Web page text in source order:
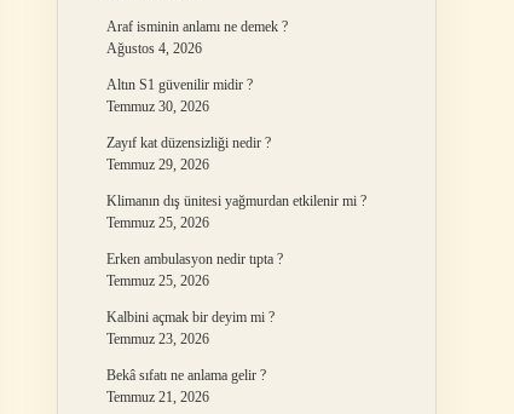
Araf isminin anlamı ne demek ?
Ağustos 4, 2026
Altın S1 güvenilir midir ?
Temmuz 30, 2026
Zayıf kat düzensizliği nedir ?
Temmuz 29, 2026
Klimanın dış ünitesi yağmurdan etkilenir mi ?
Temmuz 25, 2026
Erken ambulasyon nedir tıpta ?
Temmuz 25, 2026
Kalbini açmak bir deyim mi ?
Temmuz 23, 2026
Bekâ sıfatı ne anlama gelir ?
Temmuz 21, 2026